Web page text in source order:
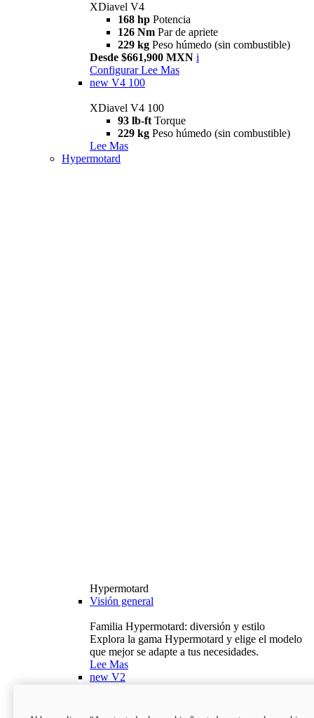
XDiavel V4
168 hp Potencia
126 Nm Par de apriete
229 kg Peso húmedo (sin combustible)
Desde $661,900 MXN i
Configurar Lee Mas
new V4 100
XDiavel V4 100
93 lb-ft Torque
229 kg Peso húmedo (sin combustible)
Lee Mas
Hypermotard
Hypermotard
Visión general
Familia Hypermotard: diversión y estilo
Explora la gama Hypermotard y elige el modelo
que mejor se adapte a tus necesidades.
Lee Mas
new V2
120,4 hp
Potencia